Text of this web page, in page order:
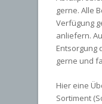
gerne. Alle
Verfügung
anliefern.
Entsorgung
gerne und
Hier eine
Sortiment